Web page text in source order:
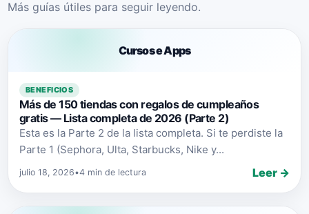
Más guías útiles para seguir leyendo.
Cursos e Apps
BENEFICIOS
Más de 150 tiendas con regalos de cumpleaños
gratis — Lista completa de 2026 (Parte 2)
Esta es la Parte 2 de la lista completa. Si te perdiste la
Parte 1 (Sephora, Ulta, Starbucks, Nike y...
julio 18, 2026•4 min de lectura Leer →